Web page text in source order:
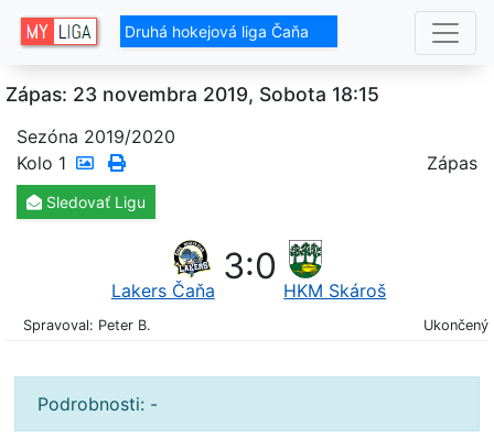
Druhá hokejová liga Čaňa
Zápas: 23 novembra 2019, Sobota 18:15
Sezóna 2019/2020
Kolo 1 Zápas
Sledovať Ligu
Lakers Čaňa
3:0
HKM Skároš
Spravoval: Peter B. Ukončený
Podrobnosti: -